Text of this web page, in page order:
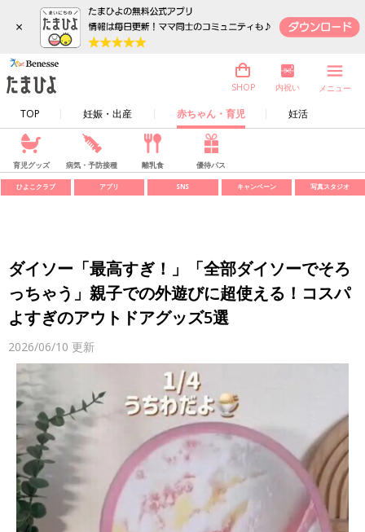
×
TOP 妊娠・出産 赤ちゃん・育児 妊活
SHOP 内祝い メニュー
育児グッズ 病気・予防接種 離乳食 優待パス
ひよこクラブ アプリ SNS キャンペーン 写真スタジオ
ダイソー「最高すぎ！」「全部ダイソーでそろ
っちゃう」親子での外遊びに超使える！コスパ
よすぎのアウトドアグッズ5選
2026/06/10 更新